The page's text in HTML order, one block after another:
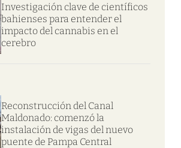
Investigación clave de científicos
bahienses para entender el
impacto del cannabis en el
cerebro
Reconstrucción del Canal
Maldonado: comenzó la
instalación de vigas del nuevo
puente de Pampa Central